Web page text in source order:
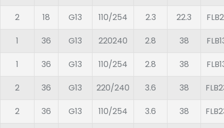
2 18 G13 110/254 2.3 22.3
1 36 G13 220240 2.8 38
1 36 G13 110/254 2.8 38
2 36 G13 220/240 3.6 38
2 36 G13 110/254 3.6 38